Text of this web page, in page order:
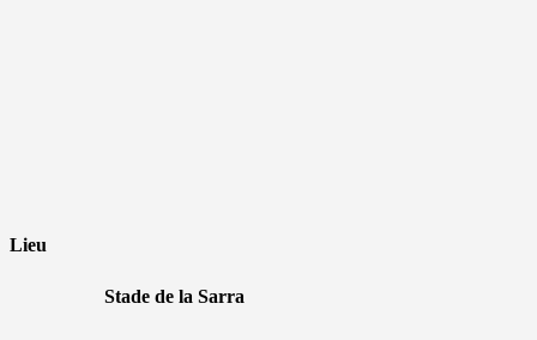
Lieu
Stade de la Sarra